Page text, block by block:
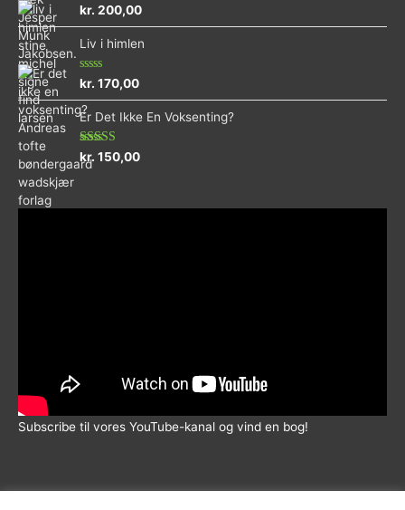
Vurderet
ud af 5
kr. 200,00
Liv i himlen
Vurderet
ud
af
5
kr. 170,00
Er Det Ikke En Voksenting?
Vurderet
5.00
ud af 5
kr. 150,00
Subscribe til vores YouTube-kanal og vind en bog!